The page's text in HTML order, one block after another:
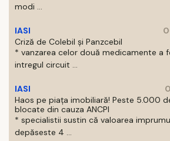
modi ...
IASI
Criză de Colebil și Panzcebil
* vanzarea celor două medicamente a
intregul circuit ...
IASI
Haos pe piața imobiliară! Peste 5.000
blocate din cauza ANCPI
* specialistii sustin că valoarea
depăseste 4 ...